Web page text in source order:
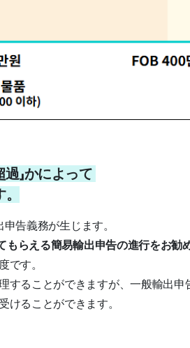
過」かによって
告義務が生じます。
らえる簡易輸出申告の進行をお勧
です。
することができますが、一般輸出申
けることができます。